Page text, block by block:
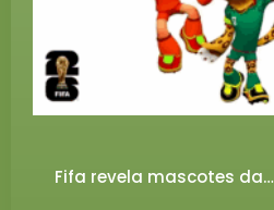
Fifa revela mascotes da…